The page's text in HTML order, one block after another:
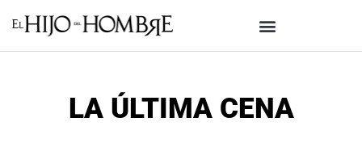
LA ÚLTIMA CENA